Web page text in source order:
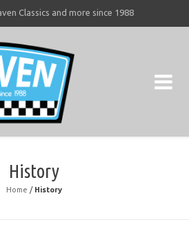
Classics and more since 1988
History
Home / History